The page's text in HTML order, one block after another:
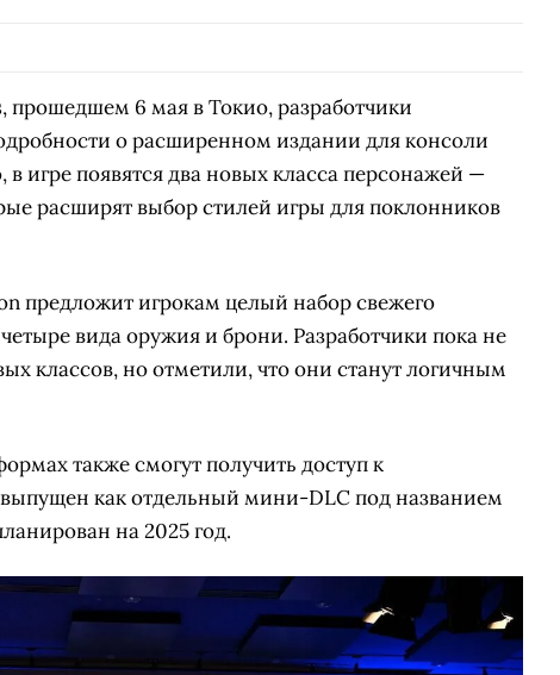
6 мая в Токио, разработчики
о расширенном издании для консоли
игре появятся два новых класса персонажей —
расширят выбор стилей игры для поклонников
предложит игрокам целый набор свежего
вида оружия и брони. Разработчики пока не
классов, но отметили, что они станут логичным
также смогут получить доступ к
как отдельный мини-DLC под названием
на 2025 год.